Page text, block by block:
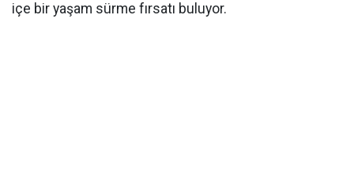
içe bir yaşam sürme fırsatı buluyor.